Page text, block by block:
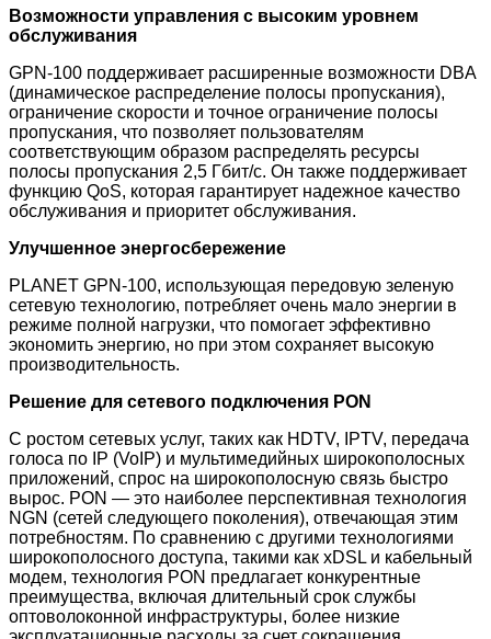
Возможности управления с высоким уровнем
обслуживания
GPN-100 поддерживает расширенные возможности DBA
(динамическое распределение полосы пропускания),
ограничение скорости и точное ограничение полосы
пропускания, что позволяет пользователям
соответствующим образом распределять ресурсы
полосы пропускания 2,5 Гбит/с. Он также поддерживает
функцию QoS, которая гарантирует надежное качество
обслуживания и приоритет обслуживания.
Улучшенное энергосбережение
PLANET GPN-100, использующая передовую зеленую
сетевую технологию, потребляет очень мало энергии в
режиме полной нагрузки, что помогает эффективно
экономить энергию, но при этом сохраняет высокую
производительность.
Решение для сетевого подключения PON
С ростом сетевых услуг, таких как HDTV, IPTV, передача
голоса по IP (VoIP) и мультимедийных широкополосных
приложений, спрос на широкополосную связь быстро
вырос. PON — это наиболее перспективная технология
NGN (сетей следующего поколения), отвечающая этим
потребностям. По сравнению с другими технологиями
широкополосного доступа, такими как xDSL и кабельный
модем, технология PON предлагает конкурентные
преимущества, включая длительный срок службы
оптоволоконной инфраструктуры, более низкие